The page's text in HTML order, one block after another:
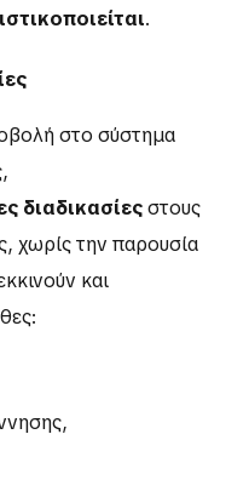
.
στο σύστημα
διαδικασίεςστους
χωρίς την παρουσία
και